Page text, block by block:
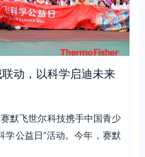
动，以科学启迪未来
默飞世尔科技携手中国青少
学公益日”活动。今年，赛默